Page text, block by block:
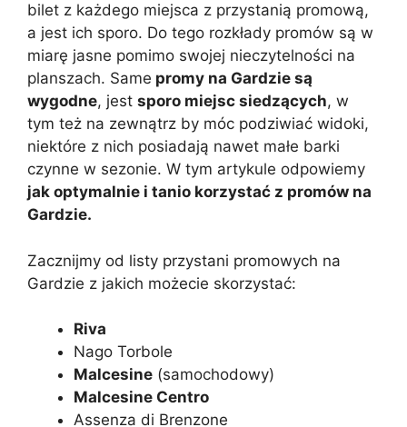
bilet z każdego miejsca z przystanią promową,
a jest ich sporo. Do tego rozkłady promów są w
miarę jasne pomimo swojej nieczytelności na
planszach. Same promy na Gardzie są
wygodne, jest sporo miejsc siedzących, w
tym też na zewnątrz by móc podziwiać widoki,
niektóre z nich posiadają nawet małe barki
czynne w sezonie. W tym artykule odpowiemy
jak optymalnie i tanio korzystać z promów na
Gardzie.
Zacznijmy od listy przystani promowych na
Gardzie z jakich możecie skorzystać:
Riva
Nago Torbole
Malcesine (samochodowy)
Malcesine Centro
Assenza di Brenzone